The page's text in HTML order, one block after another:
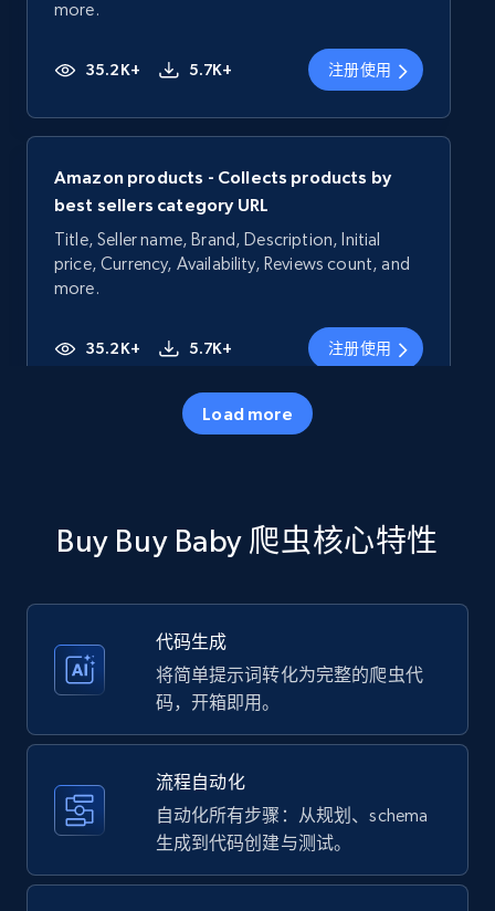
more.
35.2K+ 5.7K+ 注册使用
Amazon products - Collects products by
best sellers category URL
Title, Seller name, Brand, Description, Initial
price, Currency, Availability, Reviews count, and
more.
35.2K+ 5.7K+ 注册使用
price, Currency, Availability, Reviews count, and
Amazon products - Collects products by
Title, Seller name, Brand, Description, Initial
price, Currency, Availability, Reviews count, and
Load more
Buy Buy Baby 爬虫核心特性
代码生成
将简单提示词转化为完整的爬虫代
码，开箱即用。
流程自动化
自动化所有步骤：从规划、schema
生成到代码创建与测试。